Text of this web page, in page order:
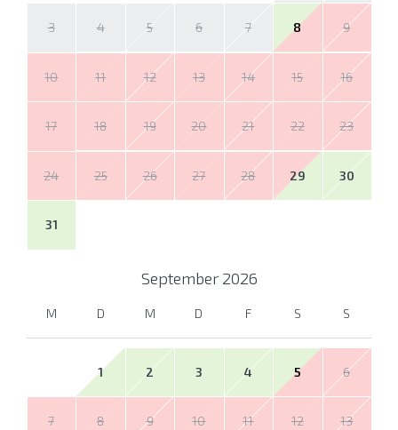
3 4 5 6 7 8 9
10 11 12 13 14 15 16
17 18 19 20 21 22 23
24 25 26 27 28 29 30
31
September 2026
M D M D F S S
1 2 3 4 5 6
7 8 9 10 11 12 13